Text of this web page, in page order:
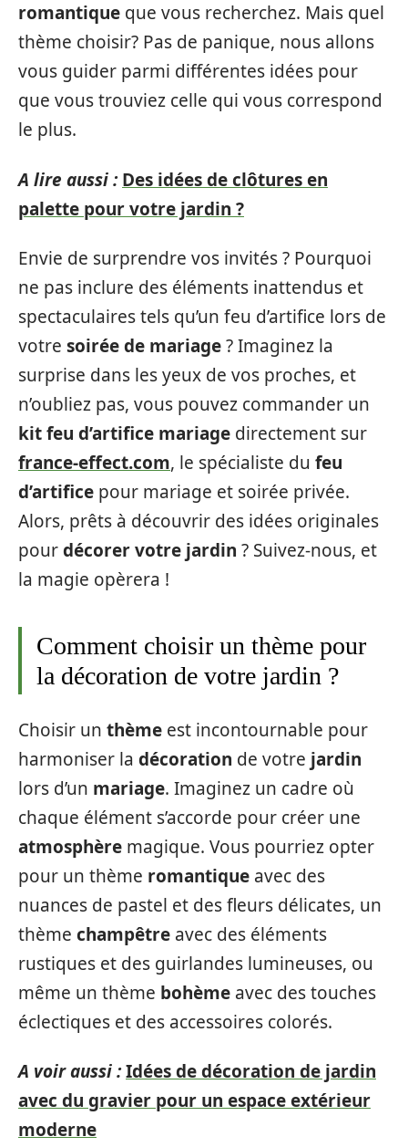
romantique que vous recherchez. Mais quel
thème choisir? Pas de panique, nous allons
vous guider parmi différentes idées pour
que vous trouviez celle qui vous correspond
le plus.
A lire aussi : Des idées de clôtures en
palette pour votre jardin ?
Envie de surprendre vos invités ? Pourquoi
ne pas inclure des éléments inattendus et
spectaculaires tels qu’un feu d’artifice lors de
votre soirée de mariage? Imaginez la
surprise dans les yeux de vos proches, et
n’oubliez pas, vous pouvez commander un
kit feu d’artifice mariage directement sur
france-effect.com, le spécialiste du feu
d’artifice pour mariage et soirée privée.
Alors, prêts à découvrir des idées originales
pourdécorer votre jardin ? Suivez-nous, et
la magie opèrera !
Comment choisir un thème pour
la décoration de votre jardin ?
Choisir un thème est incontournable pour
harmoniser la décoration de votre jardin
lors d’un mariage. Imaginez un cadre où
chaque élément s’accorde pour créer une
atmosphère magique. Vous pourriez opter
pour un thème romantique avec des
nuances de pastel et des fleurs délicates, un
thème champêtre avec des éléments
rustiques et des guirlandes lumineuses, ou
même un thème bohème avec des touches
éclectiques et des accessoires colorés.
A voir aussi :Idées de décoration de jardin
avec du gravier pour un espace extérieur
moderne